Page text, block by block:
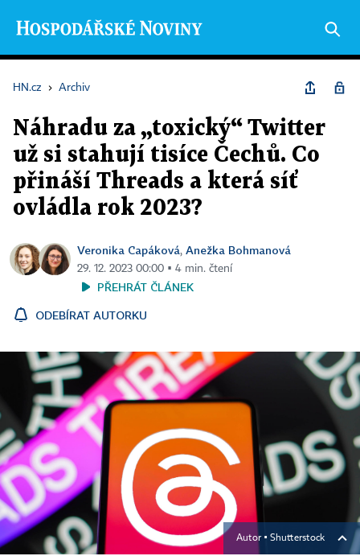
HN.cz › Archiv
Náhradu za „toxický“ Twitter
už si stahují tisíce Čechů. Co
přináší Threads a která síť
ovládla rok 2023?
Veronika Capáková, Anežka Bohmanová
29. 12. 2023 00:00 ▪ 4 min. čtení
PŘEHRÁT ČLÁNEK
ODEBÍRAT AUTORKU
Autor ▪ Shutterstock